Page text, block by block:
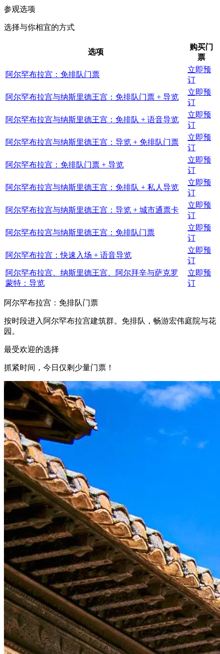
参观选项
选择与你相宜的方式
选项
购买门
票
阿尔罕布拉宫：免排队门票
立即预
订
阿尔罕布拉宫与纳斯里德王宫：免排队门票 + 导览
立即预
订
阿尔罕布拉宫与纳斯里德王宫：免排队 + 语音导览
立即预
订
阿尔罕布拉宫与纳斯里德王宫：导览 + 免排队门票
立即预
订
阿尔罕布拉宫：免排队门票 + 导览
立即预
订
阿尔罕布拉宫与纳斯里德王宫：免排队 + 私人导览
立即预
订
阿尔罕布拉宫与纳斯里德王宫：导览 + 城市通票卡
立即预
订
阿尔罕布拉宫与纳斯里德王宫：免排队门票
立即预
订
阿尔罕布拉宫：快速入场 + 语音导览
立即预
订
阿尔罕布拉宫、纳斯里德王宫、阿尔拜辛与萨克罗
蒙特：导览
立即预
订
阿尔罕布拉宫：免排队门票
按时段进入阿尔罕布拉宫建筑群。免排队，畅游宏伟庭院与花
园。
最受欢迎的选择
抓紧时间，今日仅剩少量门票！